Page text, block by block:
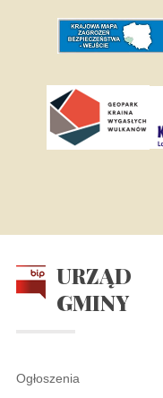
URZĄD
GMINY
Ogłoszenia